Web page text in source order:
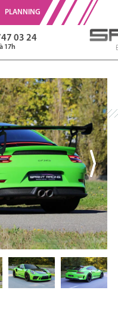
PLANNING
03 24
17h